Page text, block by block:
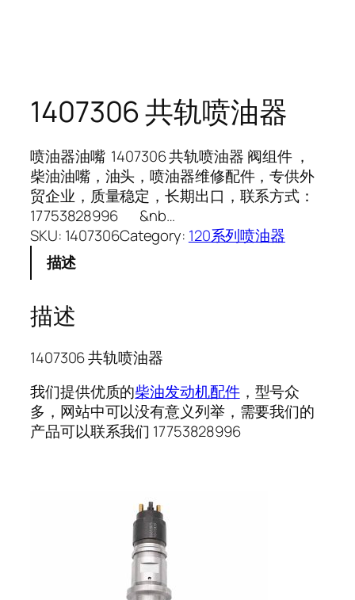
1407306 共轨喷油器
喷油器油嘴 1407306 共轨喷油器 阀组件 ，
柴油油嘴，油头，喷油器维修配件，专供外
贸企业，质量稳定，长期出口，联系方式：
17753828996 &nb…
SKU: 1407306Category: 120系列喷油器
描述
描述
1407306 共轨喷油器
我们提供优质的柴油发动机配件，型号众
多，网站中可以没有意义列举，需要我们的
产品可以联系我们 17753828996